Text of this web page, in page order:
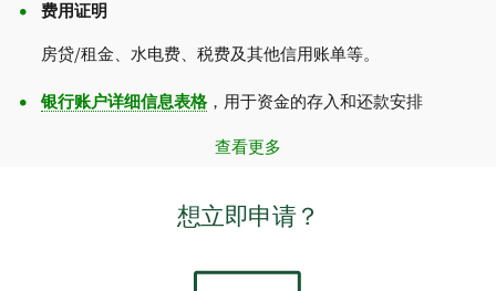
费用证明
房贷/租金、水电费、税费及其他信用账单等。
银行账户详细信息表格，用于资金的存入和还款安排
查看更多
想立即申请？